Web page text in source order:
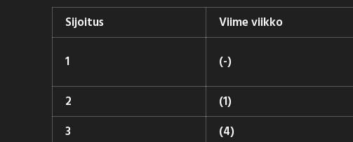
Sijoitus Viime viikko
1 (-)
2
(1)
3
(4)